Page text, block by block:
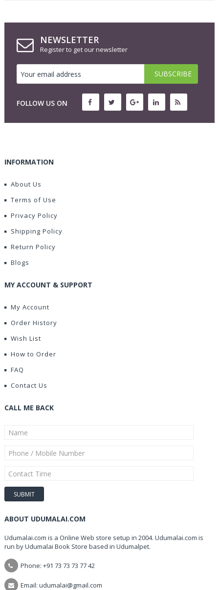
NEWSLETTER
Register to get our newsletter
FOLLOW US ON
INFORMATION
About Us
Terms of Use
Privacy Policy
Shipping Policy
Return Policy
Blogs
MY ACCOUNT & SUPPORT
My Account
Order History
Wish List
How to Order
FAQ
Contact Us
CALL ME BACK
ABOUT UDUMALAI.COM
Udumalai.com is a Online Web store setup in 2004. Udumalai.com is
run by Udumalai Book Store based in Udumalpet.
Phone: +91 73 73 73 77 42
Email: udumalai@gmail.com